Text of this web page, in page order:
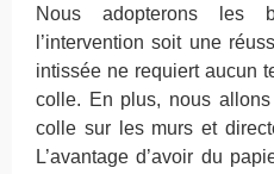
Nous adopterons les
l’intervention soit une
intissée ne requiert aucun
colle. En plus, nous
colle sur les murs et
L’avantage d’avoir du